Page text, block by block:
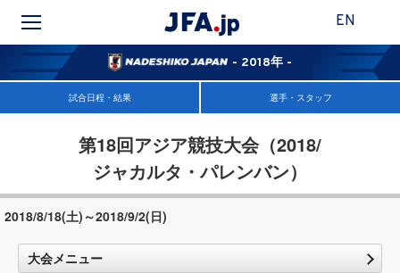
EN
- 2018年 -
試合日程・結果 選手・スタッフ
第18回アジア競技大会（2018/
ジャカルタ・パレンバン）
2018/8/18(土)～2018/9/2(日)
大会メニュー